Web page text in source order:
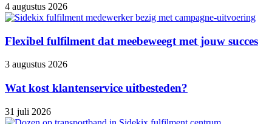
4 augustus 2026
Flexibel fulfilment dat meebeweegt met jouw succes
3 augustus 2026
Wat kost klantenservice uitbesteden?
31 juli 2026